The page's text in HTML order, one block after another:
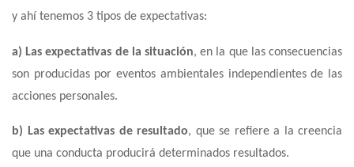
y ahí tenemos 3 tipos de expectativas:
a) Las expectativas de la situación, en la que las consecuencias
son producidas por eventos ambientales independientes de las
acciones personales.
b) Las expectativas de resultado, que se refiere a la creencia
que una conducta producirá determinados resultados.